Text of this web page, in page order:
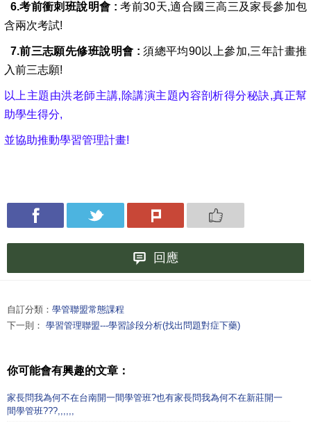
6.考前衝刺班說明會 : 考前30天,適合國三高三及家長參加包
含兩次考試!
7.前三志願先修班說明會 : 須總平均90以上參加,三年計畫推
入前三志願!
以上主題由洪老師主講,除講演主題內容剖析得分秘訣,真正幫
助學生得分,
並協助推動學習管理計畫!
回應
自訂分類： 學管聯盟常態課程
下一則： 學習管理聯盟---學習診段分析(找出問題對症下藥)
你可能會有興趣的文章：
家長問我為何不在台南開一間學管班?也有家長問我為何不在新莊開一
間學管班???,,,,,,